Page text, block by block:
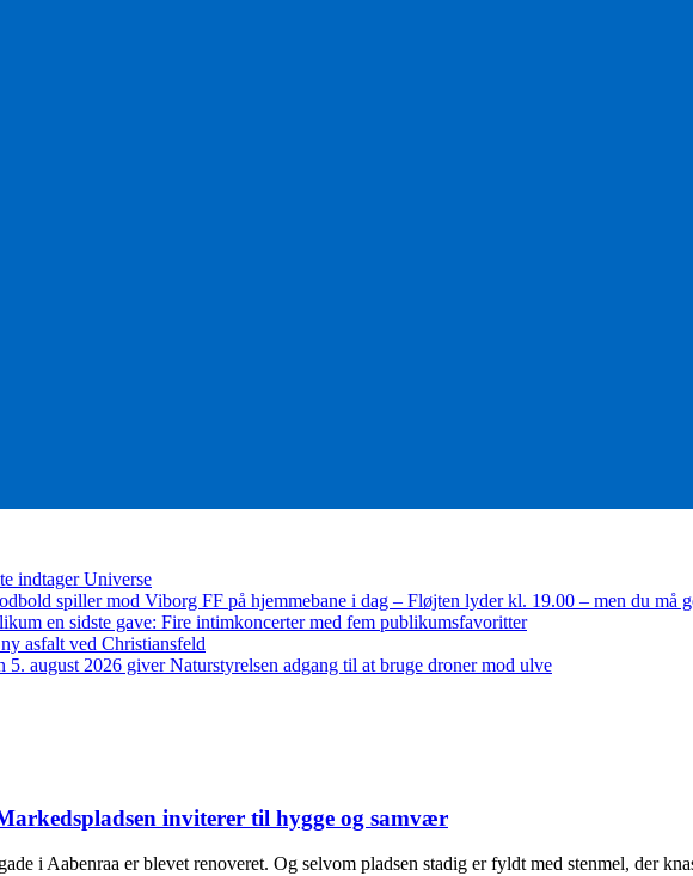
indtager Universe
spiller mod Viborg FF på hjemmebane i dag – Fløjten lyder kl. 19.00 – men du må
en sidste gave: Fire intimkoncerter med fem publikumsfavoritter
asfalt ved Christiansfeld
5. august 2026 giver Naturstyrelsen adgang til at bruge droner mod ulve
inviterer til hygge og samvær
i Aabenraa er blevet renoveret. Og selvom pladsen stadig er fyldt med stenmel, der